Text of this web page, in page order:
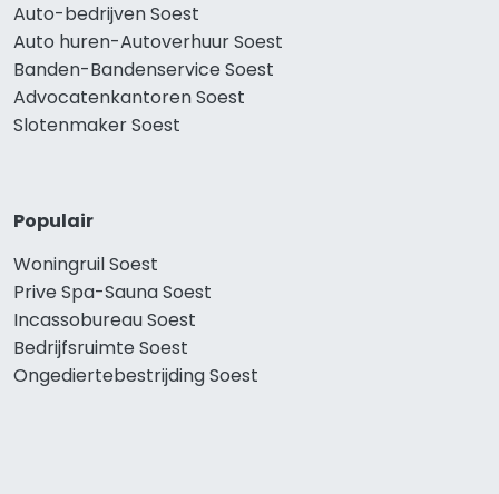
Auto-bedrijven Soest
Auto huren-Autoverhuur Soest
Banden-Bandenservice Soest
Advocatenkantoren Soest
Slotenmaker Soest
Populair
Woningruil Soest
Prive Spa-Sauna Soest
Incassobureau Soest
Bedrijfsruimte Soest
Ongediertebestrijding Soest